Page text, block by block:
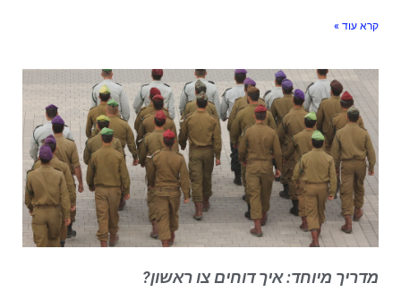
עוד »
מיוחד: איך דוחים צו ראשון?